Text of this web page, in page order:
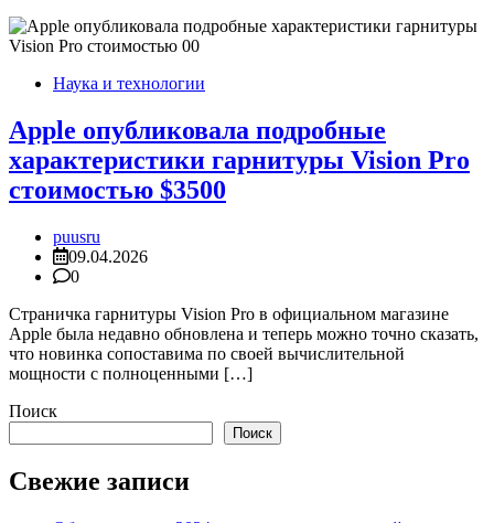
Наука и технологии
Apple опубликовала подробные
характеристики гарнитуры Vision Pro
стоимостью $3500
puusru
09.04.2026
0
Страничка гарнитуры Vision Pro в официальном магазине
Apple была недавно обновлена и теперь можно точно сказать,
что новинка сопоставима по своей вычислительной
мощности с полноценными […]
Поиск
Поиск
Свежие записи